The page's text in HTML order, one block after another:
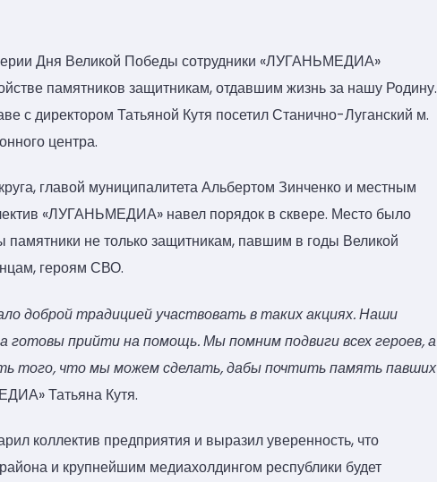
Дня Великой Победы сотрудники «ЛУГАНЬМЕДИА»
памятников защитникам, отдавшим жизнь за нашу Родину.
с директором Татьяной Кутя посетил Станично-Луганский м.
центра.
главой муниципалитета Альбертом Зинченко и местным
«ЛУГАНЬМЕДИА» навел порядок в сквере. Место было
памятники не только защитникам, павшим в годы Великой
героям СВО.
доброй традицией участвовать в таких акциях. Наши
готовы прийти на помощь. Мы помним подвиги всех героев, а
того, что мы можем сделать, дабы почтить память павших
Татьяна Кутя.
коллектив предприятия и выразил уверенность, что
и крупнейшим медиахолдингом республики будет